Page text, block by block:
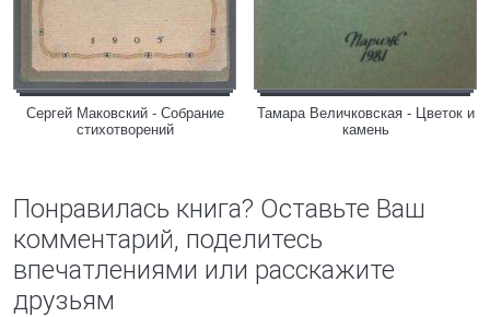
Сергей Маковский - Собрание
стихотворений
Тамара Величковская - Цветок и
камень
Понравилась книга? Оставьте Ваш
комментарий, поделитесь
впечатлениями или расскажите
друзьям